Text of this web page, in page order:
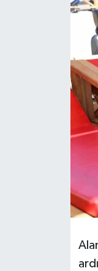
HABERDE
KÜLTÜR
MAGAZİN
RESMİ